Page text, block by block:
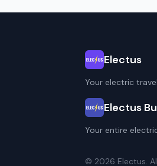
Electus
Your electric
Electus
Your entire
© 2026 Electus.